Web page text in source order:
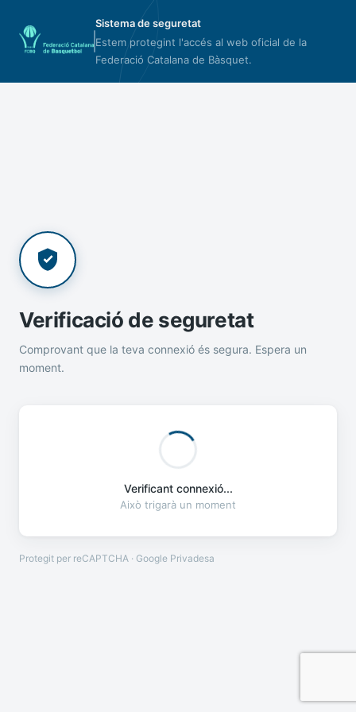
Sistema de seguretat
Estem protegint l'accés al web oficial de la
Federació Catalana de Bàsquet.
Verificació de seguretat
Comprovant que la teva connexió és segura. Espera un
moment.
Verificant connexió...
Això trigarà un moment
Protegit per reCAPTCHA · Google Privadesa